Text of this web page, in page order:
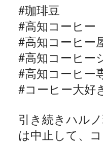
#珈琲豆
#高知コーヒー
#高知コーヒー
#高知コーヒー
#高知コーヒー
#コーヒー大好
引き続きハル
は中止して、